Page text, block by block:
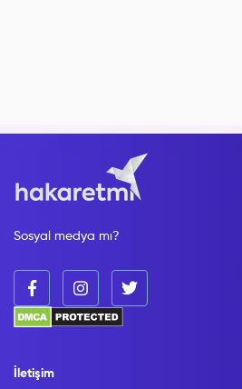
Sosyal medya mı?
İletişim